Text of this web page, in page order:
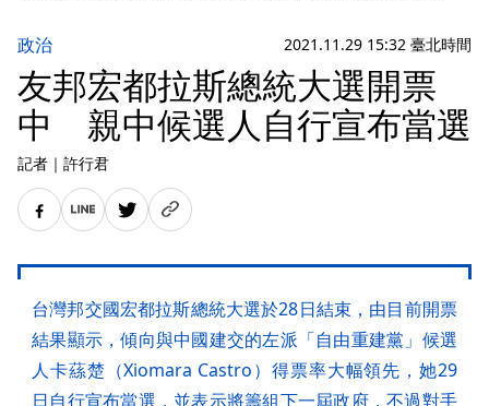
政治 2021.11.29 15:32 臺北時間
友邦宏都拉斯總統大選開票
中 親中候選人自行宣布當選
記者 ｜ 許行君
台灣邦交國宏都拉斯總統大選於28日結束，由目前開票
結果顯示，傾向與中國建交的左派「自由重建黨」候選
人卡蕬楚（Xiomara Castro）得票率大幅領先，她29
日自行宣布當選，並表示將籌組下一屆政府，不過對手